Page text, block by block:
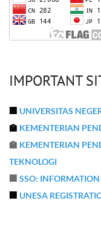
IMPORTANT
🏢 UNIVERSITAS
🏫 KEMENTERIAN
🏫 KEMENTERIAN
TEKNOLOGI
SSO:
🏢 UNESA